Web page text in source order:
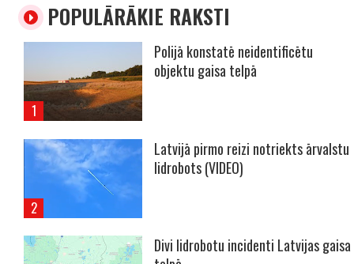
POPULĀRĀKIE RAKSTI
Polijā konstatē neidentificētu
objektu gaisa telpā
Latvijā pirmo reizi notriekts ārvalstu
lidrobots (VIDEO)
Divi lidrobotu incidenti Latvijas gaisa